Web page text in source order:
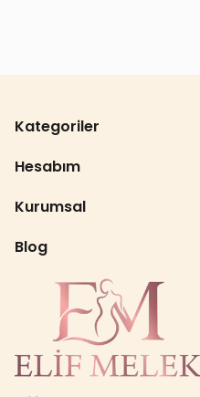
Kategoriler
Hesabım
Kurumsal
Blog